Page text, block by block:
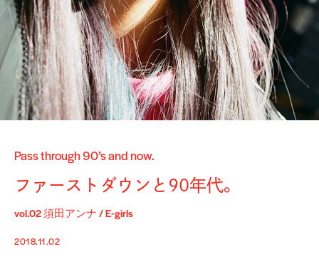
Pass through 90’s and now.
ファーストダウンと90年代。
vol.02 須田アンナ / E-girls
2018.11.02